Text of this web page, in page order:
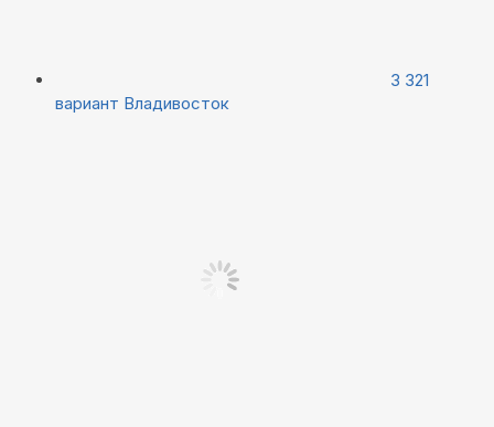
3 321
вариант Владивосток